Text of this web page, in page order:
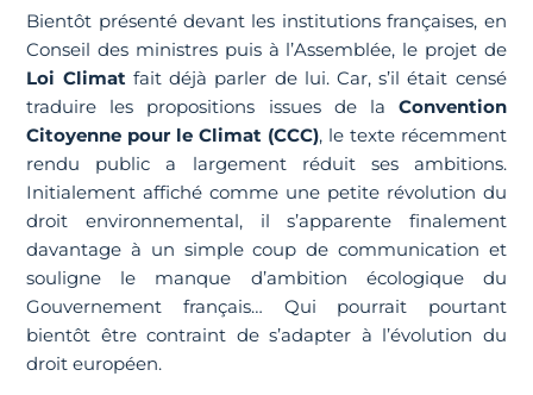
Bientôt présenté devant les institutions françaises, en
Conseil des ministres puis à l’Assemblée, le projet de
Loi Climatfait déjà parler de lui. Car, s’il était censé
traduire les propositions issues de la Convention
Citoyenne pour le Climat (CCC), le texte récemment
rendu public a largement réduit ses ambitions.
Initialement affiché comme une petite révolution du
droit environnemental, il s’apparente finalement
davantage à un simple coup de communication et
souligne le manque d’ambition écologique du
Gouvernement français… Qui pourrait pourtant
bientôt être contraint de s’adapter à l’évolution du
droit européen.